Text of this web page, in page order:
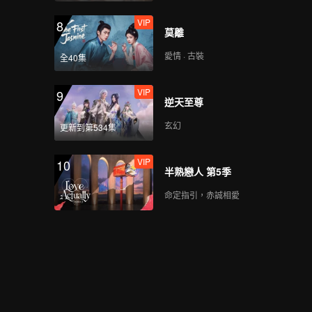
8
全40集
VIP
莫離
愛情 · 古裝
9
更新到第534集
VIP
逆天至尊
玄幻
10 VIP
半熟戀人 第5季
命定指引，赤誠相愛